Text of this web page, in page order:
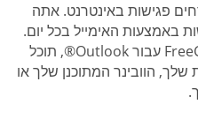
פגישות באינטרנט. אתה
באמצעות האימייל בכל יום.
עם תוסף FreeConferenceCall.com עבור Outlook®, תוכל
שלך, הוובינר המתוכנן שלך או